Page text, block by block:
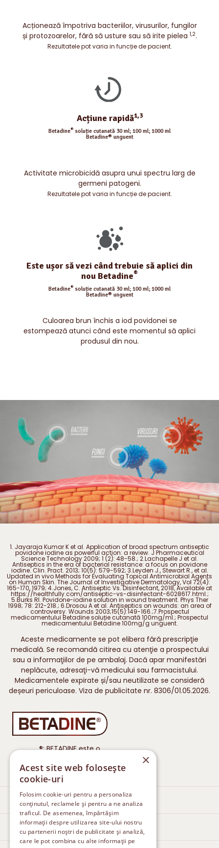
Acționează împotriva bacteriilor, virusurilor, fungilor
și protozoarelor, fără să usture sau să irite pielea 1,2.
Rezultatele pot varia in funcție de pacient.
Acțiune rapidă1,3
Betadine® soluție cutanată 30 ml; 100 ml; 1000 ml
Betadine® unguent
Activitate microbicidă asupra unui spectru larg de
germeni patogeni.
Rezultatele pot varia in funcție de pacient.
Este ușor să vezi când trebuie să aplici din
nou Betadine®
Betadine® soluție cutanată 30 ml; 100 ml; 1000 ml
Betadine® unguent
Culoarea brun închis a iod povidonei se
estompează atunci când este momentul să aplici
produsul din nou.
1. Jayaraja Kumar K et al. Application of broad spectrum antiseptic
povidone iodine as powerful action: a review. J Pharmaceutical
Science Technology 2009; 1 (2): 48-58.; 2.Lachapelle J et al.
Antiseptics in the era of bacterial resistance: a focus on povidone
iodine. Clin. Pract. 2013; 10(5): 579-592; 3.Leyden J., Stewart R., et al.
Updated in vivo Methods for Evaluating Topical Antimicrobial Agents
on Human Skin. The Journal of Investigative Dermatology, Vol 72(4):
165-170, 1979; 4.Jones, C. Antiseptic Vs. Disinfectant, 2018, Available at
https://healthfully.com/antiseptic-vs-disinfectant-6028617.html.;
5.Burks RI. Povidone-iodine solution in wound treatment. Phys Ther
1998; 78: 212-218.; 6.Drosou A et al. Antiseptics on wounds: an area of
controversy. Wounds 2003;15(5):149-166.;7.Prospectul
medicamentului Betadine soluție cutanată 100mg/ml.; Prospectul
medicamentului Betadine 100mg/g unguent.
Aceste medicamente se pot elibera fără prescripţie
medicală. Se recomandă citirea cu atenţie a prospectului
sau a informaţiilor de pe ambalaj. Dacă apar manifestări
neplăcute, adresaţi-vă medicului sau farmacistului.
Medicamentele expirate și/sau neutilizate se consideră
deșeuri periculoase. Viza de publicitate nr. 8306/01.05.2026.
®: BETADINE este o
Pharmaceuticals.
Îngrijirea rănilor
Tratarea ciupercilor pielii
×
Acest site web folosește
cookie-uri
Folosim cookie-uri pentru a personaliza
conținutul, reclamele și pentru a ne analiza
traficul. De asemenea, împărtășim
informații despre utilizarea site-ului nostru
cu partenerii noștri de publicitate și analiză,
care le pot combina cu alte informații pe